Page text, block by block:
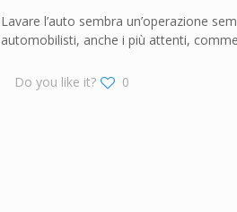
Lavare l’auto sembra un’operazione
automobilisti, anche i più attenti,
Do you like it? 0